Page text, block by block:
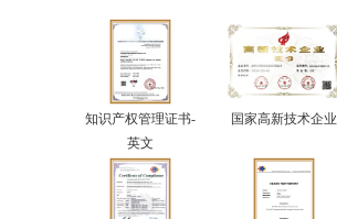
知识产权管理证书-
英文
国家高新技术企业